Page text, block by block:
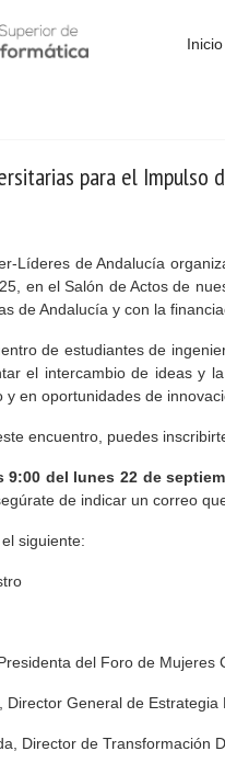
Inicio
para el Impulso
Líderes de Andalucía
en el Salón de Actos de
de Andalucía y con la
de estudiantes de
el intercambio de ideas y
y en oportunidades de
encuentro, puedes
9:00 del lunes 22 de
de indicar un correo
siguiente:
del Foro de Mujeres
Director General de
Director de Transformación